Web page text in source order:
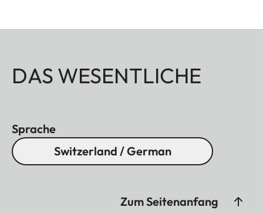
DAS WESENTLICHE
Sprache
Switzerland / German
Zum Seitenanfang